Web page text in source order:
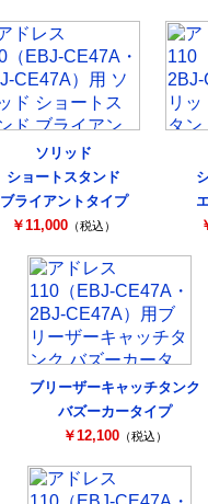
ソリッド
ショートスタンド
ブライアントタイプ
￥11,000 （税込）
ブリーザーキャッチタンク
バズーカータイプ
￥12,100（税込）